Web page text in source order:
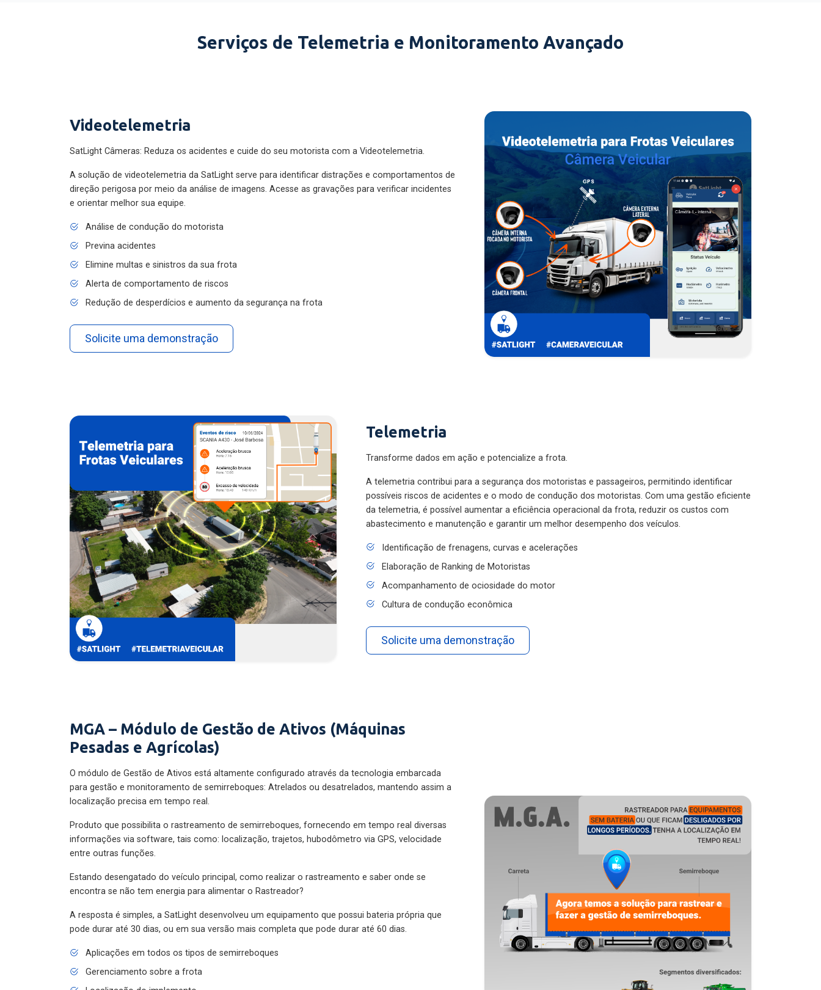
Serviços de Telemetria e Monitoramento Avançado
Videotelemetria
SatLight Câmeras: Reduza os acidentes e cuide do seu motorista com a Videotelemetria.
A solução de videotelemetria da SatLight serve para identificar distrações e comportamentos de
direção perigosa por meio da análise de imagens. Acesse as gravações para verificar incidentes
e orientar melhor sua equipe.
Análise de condução do motorista
Previna acidentes
Elimine multas e sinistros da sua frota
Alerta de comportamento de riscos
Redução de desperdícios e aumento da segurança na frota
Solicite uma demonstração
Telemetria
Transforme dados em ação e potencialize a frota.
A telemetria contribui para a segurança dos motoristas e passageiros, permitindo identificar
possíveis riscos de acidentes e o modo de condução dos motoristas. Com uma gestão eficiente
da telemetria, é possível aumentar a eficiência operacional da frota, reduzir os custos com
abastecimento e manutenção e garantir um melhor desempenho dos veículos.
Identificação de frenagens, curvas e acelerações
Elaboração de Ranking de Motoristas
Acompanhamento de ociosidade do motor
Cultura de condução econômica
Solicite uma demonstração
MGA – Módulo de Gestão de Ativos (Máquinas
Pesadas e Agrícolas)
O módulo de Gestão de Ativos está altamente configurado através da tecnologia embarcada
para gestão e monitoramento de semirreboques: Atrelados ou desatrelados, mantendo assim a
localização precisa em tempo real.
Produto que possibilita o rastreamento de semirreboques, fornecendo em tempo real diversas
informações via software, tais como: localização, trajetos, hubodômetro via GPS, velocidade
entre outras funções.
Estando desengatado do veículo principal, como realizar o rastreamento e saber onde se
encontra se não tem energia para alimentar o Rastreador?
A resposta é simples, a SatLight desenvolveu um equipamento que possui bateria própria que
pode durar até 30 dias, ou em sua versão mais completa que pode durar até 60 dias.
Aplicações em todos os tipos de semirreboques
Gerenciamento sobre a frota
Localização do implemento